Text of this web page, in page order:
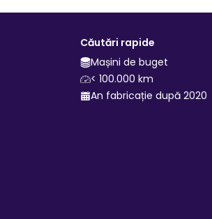
Căutări rapide
Mașini de buget
< 100.000 km
An fabricație după 2020